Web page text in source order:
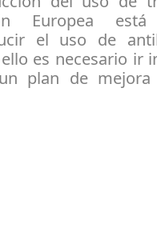
Europea está
el uso de
es necesario ir
plan de